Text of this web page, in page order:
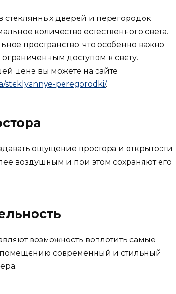
дверей и перегородок
количество естественного света.
пространство, что особенно важно
доступом к свету.
цене вы можете на сайте
steklyannye-peregorodki/.
ощущение простора и открытости
воздушным и при этом сохраняют его
возможность воплотить самые
современный и стильный